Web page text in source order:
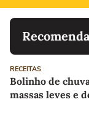
RECEITAS
Bolinho de
massas leves e